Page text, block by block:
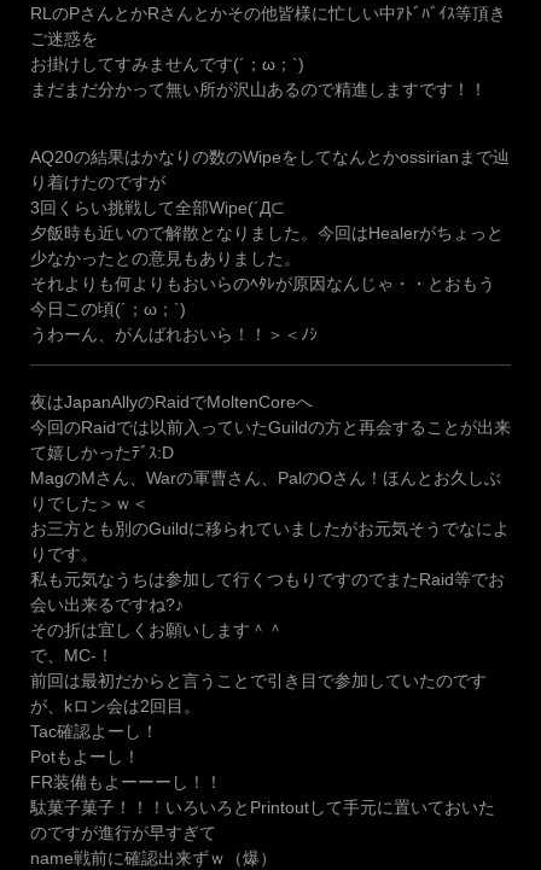
RLのPさんとかRさんとかその他皆様に忙しい中ｱﾄﾞﾊﾞｲｽ等頂き
ご迷惑を
お掛けしてすみませんです(´；ω；`)
まだまだ分かって無い所が沢山あるので精進しますです！！
AQ20の結果はかなりの数のWipeをしてなんとかossirianまで辿
り着けたのですが
3回くらい挑戦して全部Wipe(´Д⊂
夕飯時も近いので解散となりました。今回はHealerがちょっと
少なかったとの意見もありました。
それよりも何よりもおいらのﾍﾀﾚが原因なんじゃ・・とおもう
今日この頃(´；ω；`)
うわーん、がんばれおいら！！＞＜ﾉｼ
夜はJapanAllyのRaidでMoltenCoreへ
今回のRaidでは以前入っていたGuildの方と再会することが出来
て嬉しかったﾃﾞｽ:D
MagのMさん、Warの軍曹さん、PalのOさん！ほんとお久しぶ
りでした＞ｗ＜
お三方とも別のGuildに移られていましたがお元気そうでなによ
りです。
私も元気なうちは参加して行くつもりですのでまたRaid等でお
会い出来るですね?♪
その折は宜しくお願いします＾＾
で、MC-！
前回は最初だからと言うことで引き目で参加していたのです
が、kロン会は2回目。
Tac確認よーし！
Potもよーし！
FR装備もよーーーし！！
駄菓子菓子！！！いろいろとPrintoutして手元に置いておいた
のですが進行が早すぎて
name戦前に確認出来ずｗ（爆）